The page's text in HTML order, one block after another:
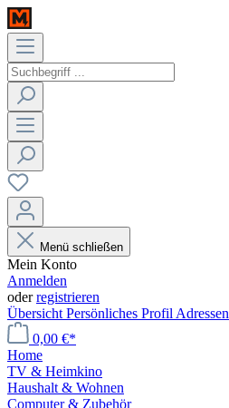
Menü schließen
Mein Konto
Anmelden
oderregistrieren
Übersicht Persönliches Profil Adressen
0,00 €*
Home
TV & Heimkino
Haushalt & Wohnen
Computer & Zubehör